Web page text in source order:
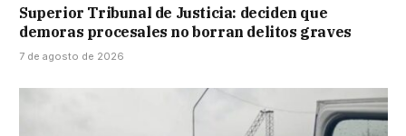
Superior Tribunal de Justicia: deciden que
demoras procesales no borran delitos graves
7 de agosto de 2026